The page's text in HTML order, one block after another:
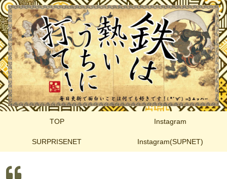
TOP Instagram
SURPRISENET Instagram(SUPNET)